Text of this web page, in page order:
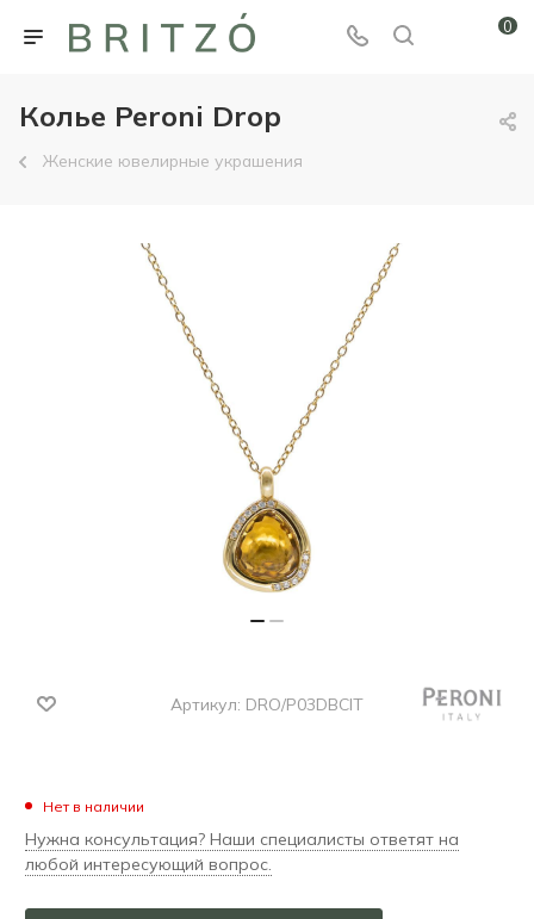
0
Колье Peroni Drop
Женские ювелирные украшения
Артикул: DRO/P03DBCIT
Нет в наличии
Нужна консультация? Наши специалисты ответят на
любой интересующий вопрос.